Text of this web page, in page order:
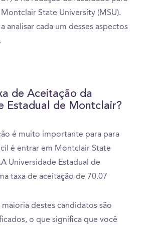
State University (MSU).
analisar cada um desses aspectos
de Aceitação da
Estadual de Montclair?
é muito importante para para
é entrar em Montclair State
Universidade Estadual de
taxa de aceitação de 70.07
maioria destes candidatos são
o que significa que você